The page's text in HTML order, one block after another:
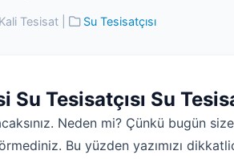
Kali Tesisat| Su Tesisatçısı
Tesisatçısı Su
Neden mi? Çünkü bugün
Bu yüzden yazımızı